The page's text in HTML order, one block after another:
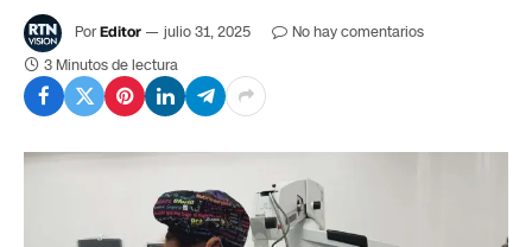
PorEditor julio 31, 2025
No hay comentarios
3 Minutos de lectura